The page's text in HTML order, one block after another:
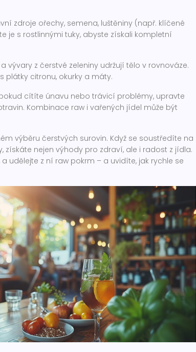
zdroje ořechy, semena, luštěniny (např. klíčené
je s rostlinnými tuky, abyste získali kompletní
vývary z čerstvé zeleniny udržují tělo v rovnováze.
plátky citronu, okurky a máty.
cítíte únavu nebo trávicí problémy, upravte
Kombinace raw i vařených jídel může být
výběru čerstvých surovin. Když se soustředíte na
nejen výhody pro zdraví, ale i radost z jídla.
udělejte z ní raw pokrm – a uvidíte, jak rychle se